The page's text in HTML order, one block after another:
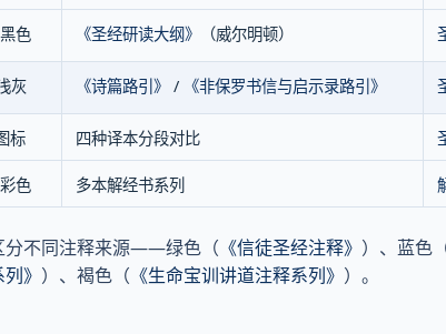
色 《圣经研读大纲》 （威尔明顿）
灰 《诗篇路引》 / 《非保罗书信与启示录路引》
标 四种译本分段对比
色 多本解经书系列
分不同注释来源——绿色（ 《信徒圣经注释》 ）、蓝色
》 ）、褐色（ 《生命宝训讲道注释系列》 ）。